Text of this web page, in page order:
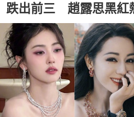
跌出前三 趙露思黑紅